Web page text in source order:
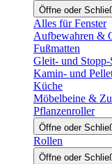
Öffne oder
Alles für Fenster
Aufbewahren &
Fußmatten
Gleit- und Stopp-
Kamin- und
Küche
Möbelbeine &
Pflanzenroller
Öffne oder
Rollen
Öffne oder